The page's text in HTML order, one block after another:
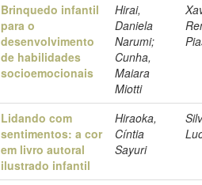
Brinquedo infantil
para o
desenvolvimento
de habilidades
socioemocionais
Hirai,
Daniela
Narumi;
Cunha,
Maiara
Miotti
Lidando com
sentimentos: a cor
em livro autoral
ilustrado infantil
Hiraoka,
Cíntia
Sayuri